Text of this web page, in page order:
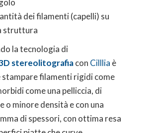
dei filamenti (capelli) su
struttura
la tecnologia di
stereolitografiacon Cilllia è
stampare filamenti rigidi come
come una pelliccia, di
o minore densità e con una
di spessori, con ottima resa